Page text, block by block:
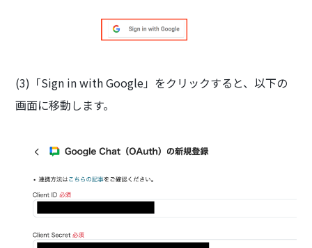
(3)「Sign in with Google」をクリックすると、以下の
画面に移動します。